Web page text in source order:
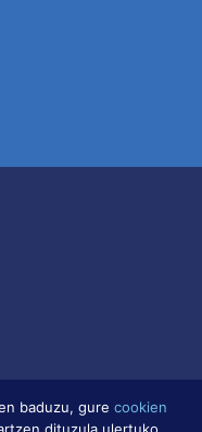
baduzu, gure cookien
dituzula ulertuko